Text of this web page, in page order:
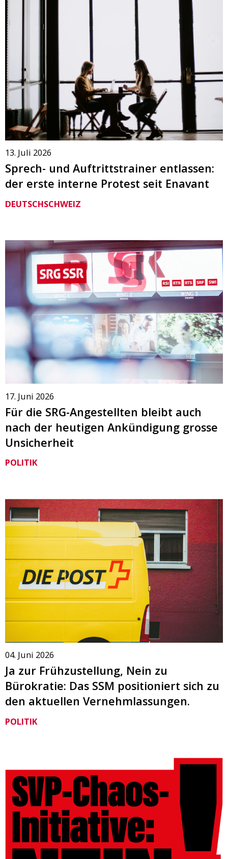
13. Juli 2026
Sprech- und Auftrittstrainer entlassen:
der erste interne Protest seit Enavant
DEUTSCHSCHWEIZ
17. Juni 2026
Für die SRG-Angestellten bleibt auch
nach der heutigen Ankündigung grosse
Unsicherheit
POLITIK
04. Juni 2026
Ja zur Frühzustellung, Nein zu
Bürokratie: Das SSM positioniert sich zu
den aktuellen Vernehmlassungen.
POLITIK